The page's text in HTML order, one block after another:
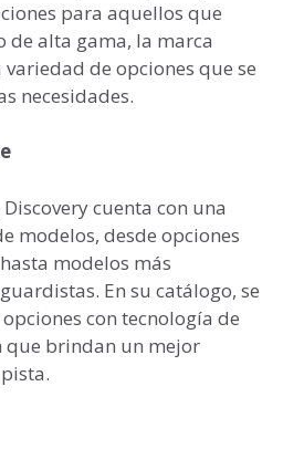
para aquellos que
de alta gama, la marca
de opciones que se
necesidades.
cuenta con una
modelos, desde opciones
modelos más
En su catálogo, se
con tecnología de
que brindan un mejor